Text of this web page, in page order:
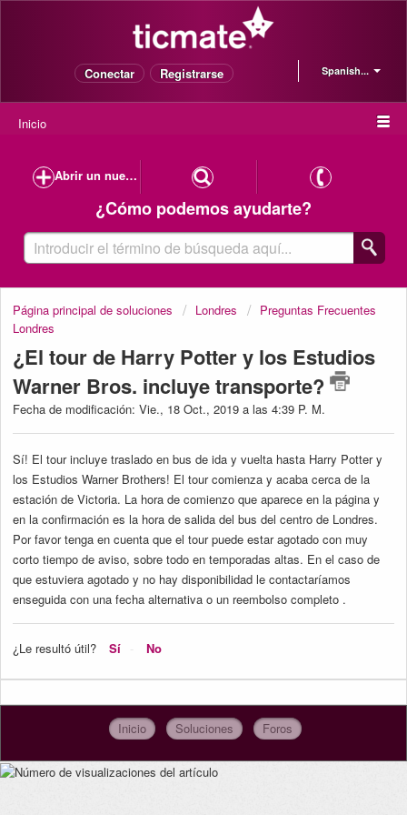
Spanish...
Conectar Registrarse
Inicio
Abrir un nuevo caso de soporte
¿Cómo podemos ayudarte?
Página principal de soluciones Londres
Preguntas Frecuentes
Londres
¿El tour de Harry Potter y los Estudios
Warner Bros. incluye transporte?
Fecha de modificación: Vie., 18 Oct., 2019 a las 4:39 P. M.
Sí! El tour incluye traslado en bus de ida y vuelta hasta Harry Potter y
los Estudios Warner Brothers! El tour comienza y acaba cerca de la
estación de Victoria. La hora de comienzo que aparece en la página y
en la confirmación es la hora de salida del bus del centro de Londres.
Por favor tenga en cuenta que el tour puede estar agotado con muy
corto tiempo de aviso, sobre todo en temporadas altas. En el caso de
que estuviera agotado y no hay disponibilidad le contactaríamos
enseguida con una fecha alternativa o un reembolso completo .
¿Le resultó útil? Sí No
Inicio Soluciones Foros